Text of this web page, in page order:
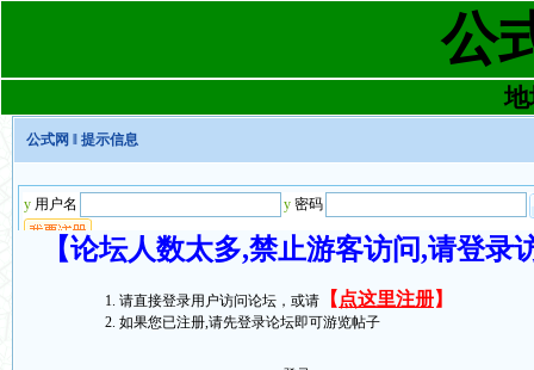
公
地
公式网 ‖ 提示信息
【论坛人数太多,禁止游客访问,请登
请直接登录用户访问论坛，或请 【 点这里注册】
如果您已注册,请先登录论坛即可游览帖子